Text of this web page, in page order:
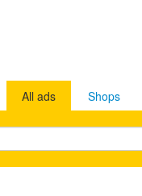
Shops
All ads